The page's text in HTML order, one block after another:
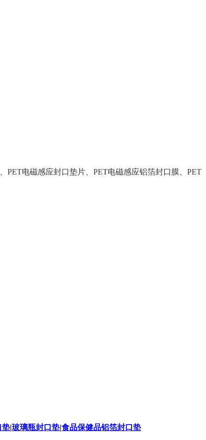
PET电磁感应封口垫片、 PET电磁感应铝箔封口膜、 PET
垫|玻璃瓶封口垫|食品保健品铝箔封口垫